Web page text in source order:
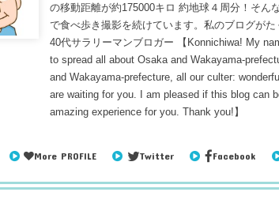
の移動距離が約175000キロ 約地球４周分！そん
で食べ歩き撮影を続けています。私のブログが
40代サラリーマンブロガー 【Konnichiwa! My
to spread all about Osaka and Wakayama-
and Wakayama-prefecture, all our culter:
are waiting for you. I am pleased if this blog can
amazing experience for you. Thank you!】
More PROFILE Twitter Facebook